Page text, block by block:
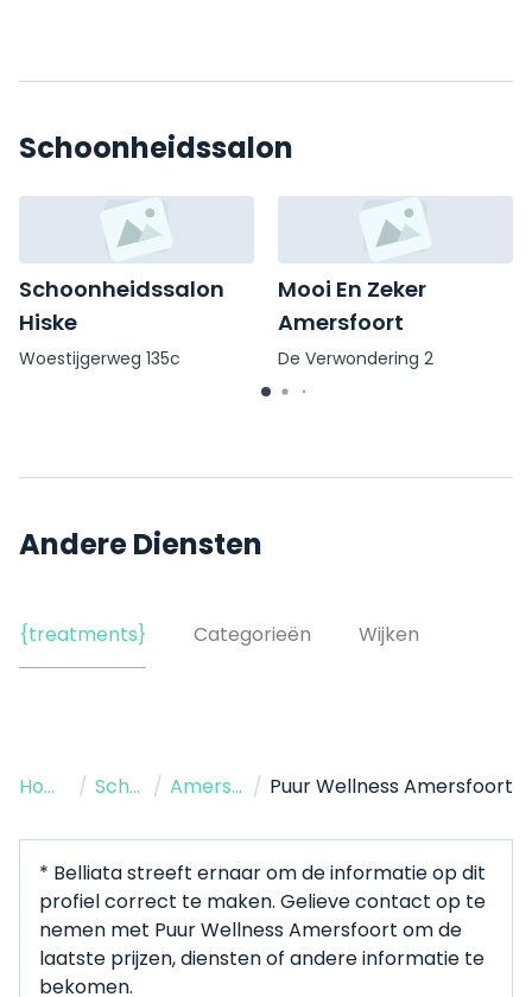
Schoonheidssalon
Schoonheidssalon
Hiske
Woestijgerweg 135c
Mooi En Zeker
Amersfoort
De Verwondering 2
Andere Diensten
{treatments} Categorieën Wijken
Home / Schoonheidssalon / Amersfoort / Puur Wellness Amersfoort
* Belliata streeft ernaar om de informatie op dit
profiel correct te maken. Gelieve contact op te
nemen met Puur Wellness Amersfoort om de
laatste prijzen, diensten of andere informatie te
bekomen.